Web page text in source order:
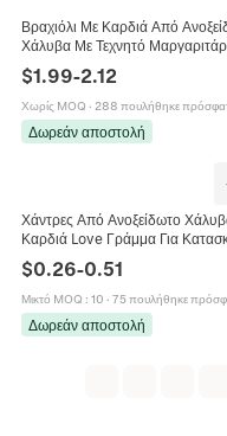
Βραχιόλι Με Καρδιά Από
Χάλυβα Με Τεχνητό Μαργαριτάρι
Μόδα Γυναικεία Κοσμήματα
$1.99-2.12
Χωρίς MOQ · 288 πουλήθηκε
Δωρεάν αποστολή
Χάντρες Από Ανοξείδωτο
Καρδιά Love Γράμμα Για
Κοσμημάτων Diy Βραχιόλι Κολιέ
Μπαρόκ Στυλ
$0.26-0.51
Μικτό MOQ : 10 · 75 πουλήθηκε
Δωρεάν αποστολή